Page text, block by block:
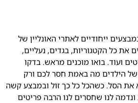
ייחודיים לאתרי האונליין של
את כל הקטגוריות, בגדים, נעליים,
ועוד. בואו מוכנים מראש. בדקו
של הילדים מה באמת חסר לכם ורק
את הסל. כשהכל כל כך זול ובמבצע קשה
לנו שחסרים לנו הרבה פריטים